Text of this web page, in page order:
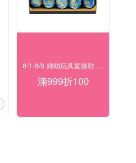
8/1-8/9 婦幼玩具童裝鞋 指定品滿999折100
滿999折100